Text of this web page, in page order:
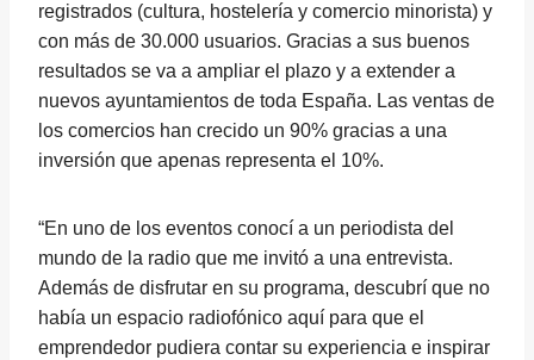
registrados (cultura, hostelería y comercio minorista) y
con más de 30.000 usuarios. Gracias a sus buenos
resultados se va a ampliar el plazo y a extender a
nuevos ayuntamientos de toda España. Las ventas de
los comercios han crecido un 90% gracias a una
inversión que apenas representa el 10%.
“En uno de los eventos conocí a un periodista del
mundo de la radio que me invitó a una entrevista.
Además de disfrutar en su programa, descubrí que no
había un espacio radiofónico aquí para que el
emprendedor pudiera contar su experiencia e inspirar